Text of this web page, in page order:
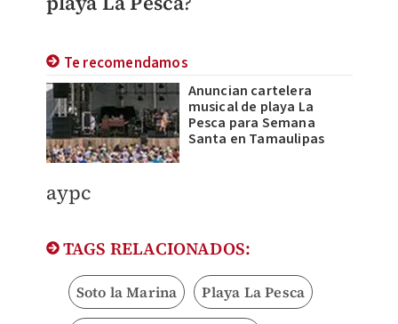
Te recomendamos
Anuncian cartelera
musical de playa La
Pesca para Semana
Santa en Tamaulipas
aypc
TAGS RELACIONADOS:
Soto la Marina Playa La Pesca